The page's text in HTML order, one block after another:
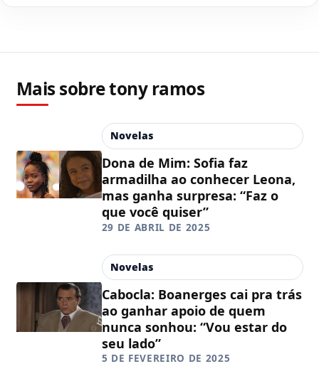
Mais sobre tony ramos
Novelas
Dona de Mim: Sofia faz
armadilha ao conhecer Leona,
mas ganha surpresa: “Faz o
que você quiser”
29 DE ABRIL DE 2025
Novelas
Cabocla: Boanerges cai pra trás
ao ganhar apoio de quem
nunca sonhou: “Vou estar do
seu lado”
5 DE FEVEREIRO DE 2025